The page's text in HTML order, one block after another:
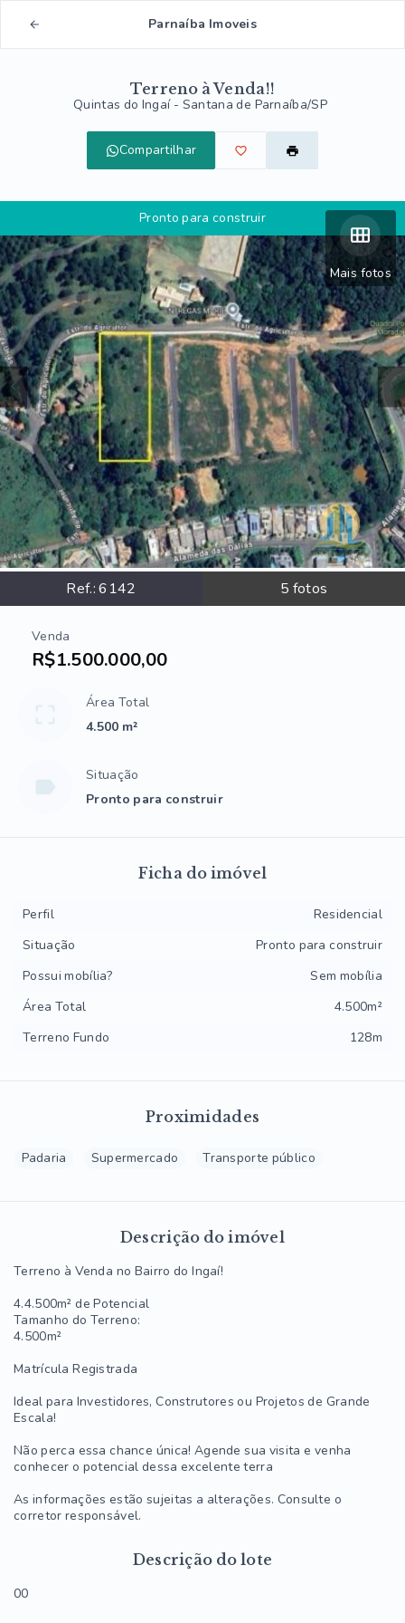
Parnaíba Imoveis
Terreno à Venda!!
Quintas do Ingaí - Santana de Parnaíba/SP
Compartilhar
Mais fotos
Ref.:6142 5 fotos
Pronto para construir
Venda
R$1.500.000,00
Área Total
4.500 m²
Situação
Pronto para construir
Proximidades
Padaria Supermercado Transporte público
Descrição do imóvel
Terreno à Venda no Bairro do Ingaí!
4.4.500m² de Potencial
Tamanho do Terreno:
4.500m²
Matrícula Registrada
Ideal para Investidores, Construtores ou Projetos de Grande
Escala!
Não perca essa chance única! Agende sua visita e venha
conhecer o potencial dessa excelente terra
As informações estão sujeitas a alterações. Consulte o
corretor responsável.
Descrição do lote
00
Ficha do imóvel
Perfil
Residencial
Situação
Pronto para construir
Possui mobília?
Sem mobília
Área Total
4.500m²
Terreno Fundo
128m